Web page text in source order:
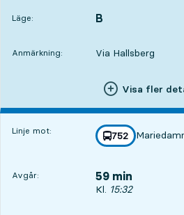
Läge:
LÄGE, B
,
Anmärkning: Via Hallsberg
Visa fler
Linje mot: linje
752
mot
,
Avgår: 59 min
Avgår, Kl. 15:32,
Kl. 15:32